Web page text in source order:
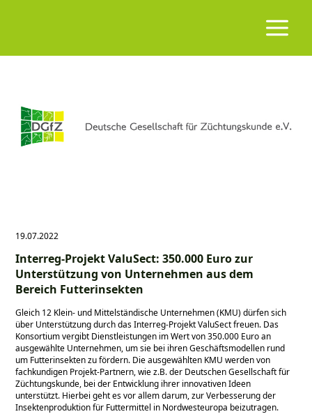
19.07.2022
Interreg-Projekt ValuSect: 350.000 Euro zur
Unterstützung von Unternehmen aus dem
Bereich Futterinsekten
Gleich 12 Klein- und Mittelständische Unternehmen (KMU) dürfen sich
über Unterstützung durch das Interreg-Projekt ValuSect freuen. Das
Konsortium vergibt Dienstleistungen im Wert von 350.000 Euro an
ausgewählte Unternehmen, um sie bei ihren Geschäftsmodellen rund
um Futterinsekten zu fördern. Die ausgewählten KMU werden von
fachkundigen Projekt-Partnern, wie z.B. der Deutschen Gesellschaft für
Züchtungskunde, bei der Entwicklung ihrer innovativen Ideen
unterstützt. Hierbei geht es vor allem darum, zur Verbesserung der
Insektenproduktion für Futtermittel in Nordwesteuropa beizutragen.